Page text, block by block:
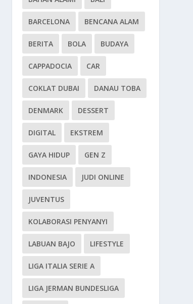
BARCELONA BENCANA ALAM
BERITA BOLA BUDAYA
CAPPADOCIA CAR
COKLAT DUBAI DANAU TOBA
DENMARK DESSERT
DIGITAL EKSTREM
GAYA HIDUP GEN Z
INDONESIA JUDI ONLINE
JUVENTUS
KOLABORASI PENYANYI
LABUAN BAJO LIFESTYLE
LIGA ITALIA SERIE A
LIGA JERMAN BUNDESLIGA